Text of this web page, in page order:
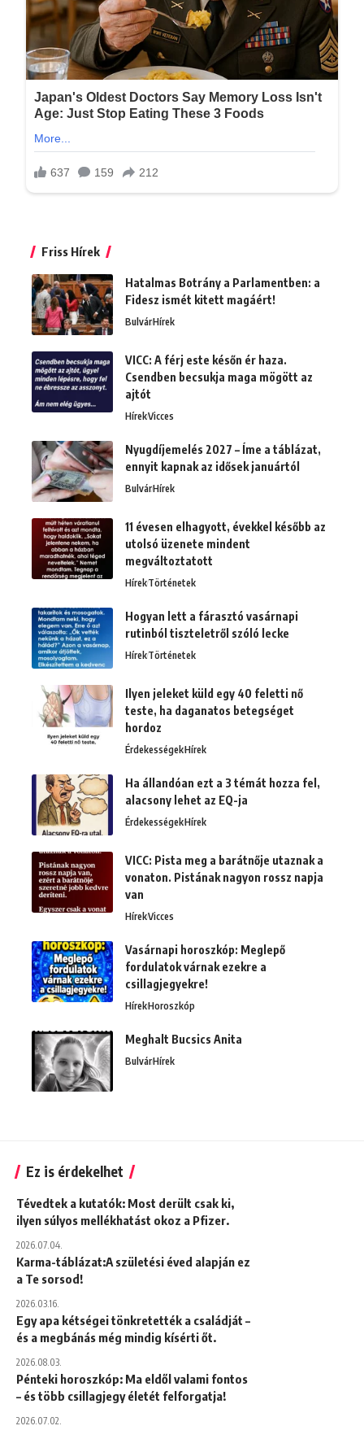
Friss Hírek
Hatalmas Botrány a Parlamentben: a
Fidesz ismét kitett magáért!
BulvárHírek
VICC: A férj este későn ér haza.
Csendben becsukja maga mögött az
ajtót
HírekVicces
Nyugdíjemelés 2027 – Íme a táblázat,
ennyit kapnak az idősek januártól
BulvárHírek
11 évesen elhagyott, évekkel később az
utolsó üzenete mindent
megváltoztatott
HírekTörténetek
Hogyan lett a fárasztó vasárnapi
rutinból tiszteletről szóló lecke
HírekTörténetek
Ilyen jeleket küld egy 40 feletti nő
teste, ha daganatos betegséget
hordoz
ÉrdekességekHírek
Ha állandóan ezt a 3 témát hozza fel,
alacsony lehet az EQ-ja
ÉrdekességekHírek
VICC: Pista meg a barátnője utaznak a
vonaton. Pistának nagyon rossz napja
van
HírekVicces
Vasárnapi horoszkóp: Meglepő
fordulatok várnak ezekre a
csillagjegyekre!
HírekHoroszkóp
Meghalt Bucsics Anita
BulvárHírek
Ez is érdekelhet
Tévedtek a kutatók: Most derült csak ki,
ilyen súlyos mellékhatást okoz a Pfizer.
2026.07.04.
Karma-táblázat:A születési éved alapján ez
a Te sorsod!
2026.03.16.
Egy apa kétségei tönkretették a családját –
és a megbánás még mindig kísérti őt.
2026.08.03.
Pénteki horoszkóp: Ma eldől valami fontos
– és több csillagjegy életét felforgatja!
2026.07.02.